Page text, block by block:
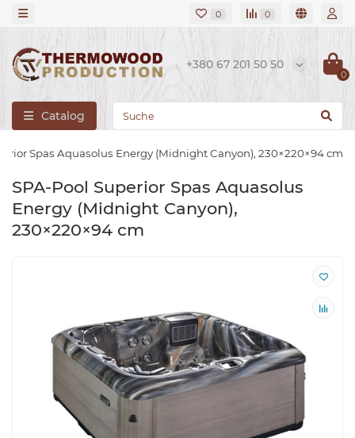
0 0
+380 67 201 50 50
0
Catalog
Spas Aquasolus Energy (Midnight Canyon), 230×220×94 cm
SPA-Pool Superior Spas Aquasolus
Energy (Midnight Canyon),
230×220×94 cm